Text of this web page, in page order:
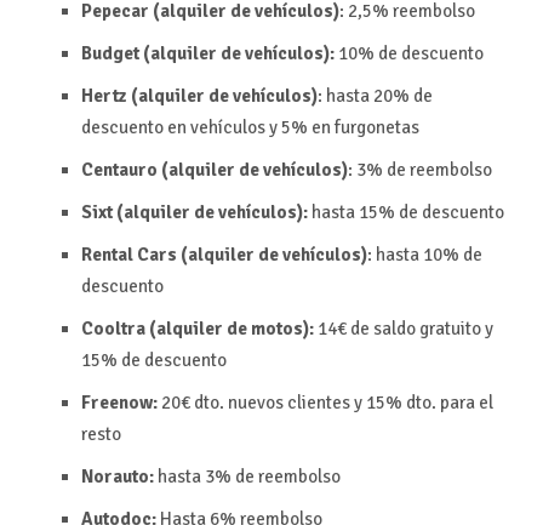
Pepecar (alquiler de vehículos): 2,5% reembolso
Budget (alquiler de vehículos):10% de descuento
Hertz (alquiler de vehículos): hasta 20% de
descuento en vehículos y 5% en furgonetas
Centauro (alquiler de vehículos): 3% de reembolso
Sixt (alquiler de vehículos):hasta 15% de descuento
Rental Cars (alquiler de vehículos): hasta 10% de
descuento
Cooltra (alquiler de motos):14€ de saldo gratuito y
15% de descuento
Freenow:20€ dto. nuevos clientes y 15% dto. para el
resto
Norauto:hasta 3% de reembolso
Autodoc:Hasta 6% reembolso